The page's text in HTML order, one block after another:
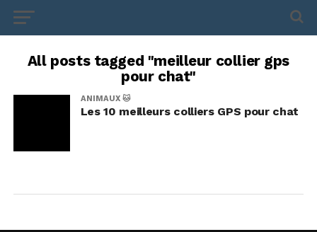
All posts tagged "meilleur collier gps
pour chat"
ANIMAUX 🐱
Les 10 meilleurs colliers GPS pour chat